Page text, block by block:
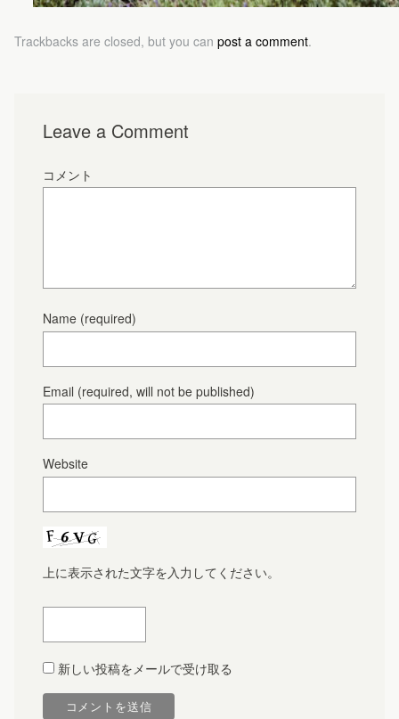
Trackbacks are closed, but you can post a comment.
Leave a Comment
コメント
Name (required)
Email (required, will not be published)
Website
上に表示された文字を入力してください。
新しい投稿をメールで受け取る